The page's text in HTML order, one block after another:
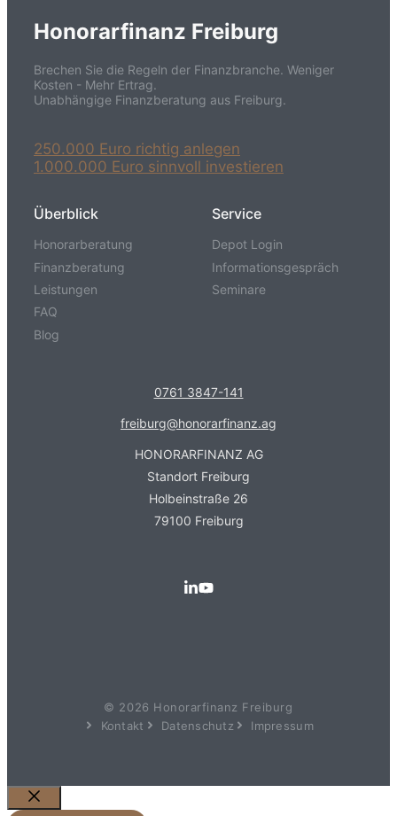
Honorarfinanz Freiburg
Brechen Sie die Regeln der Finanzbranche. Weniger
Kosten - Mehr Ertrag.
Unabhängige Finanzberatung aus Freiburg.
250.000 Euro richtig anlegen
1.000.000 Euro sinnvoll investieren
Überblick
Honorarberatung
Finanzberatung
Leistungen
FAQ
Blog
Service
Depot Login
Informationsgespräch
Seminare
0761 3847-141
freiburg@honorarfinanz.ag
HONORARFINANZ AG
Standort Freiburg
Holbeinstraße 26
79100 Freiburg
© 2026 Honorarfinanz Freiburg
Kontakt
Datenschutz Impressum